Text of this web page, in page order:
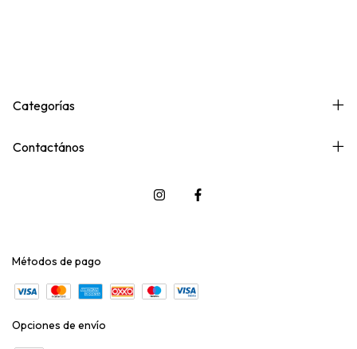
Categorías
Contactános
Métodos de pago
Opciones de envío